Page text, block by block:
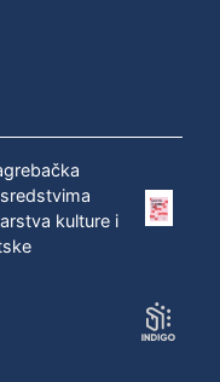
kulture i